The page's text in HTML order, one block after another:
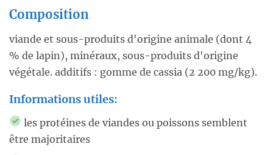
Composition
viande et sous-produits d'origine animale (dont 4
% de lapin), minéraux, sous-produits d'origine
végétale. additifs : gomme de cassia (2 200 mg/kg).
Informations utiles:
les protéines de viandes ou poissons semblent
être majoritaires